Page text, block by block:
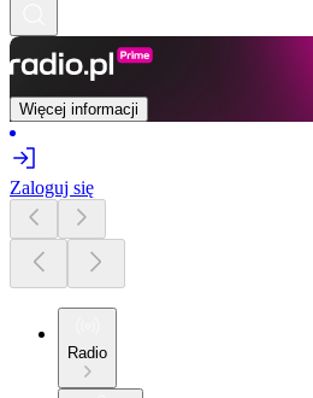
Więcej informacji
Zaloguj się
Radio